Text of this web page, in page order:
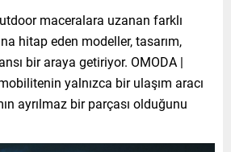
maceralara uzanan farklı
hitap eden modeller, tasarım,
bir araya getiriyor. OMODA |
yalnızca bir ulaşım aracı
ayrılmaz bir parçası olduğunu